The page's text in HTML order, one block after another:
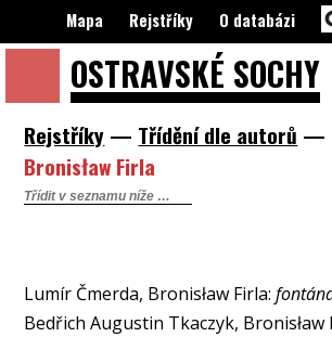
OSTRAVSKÉ SOCHY
Mapa Rejstříky O databázi
Rejstříky — Třídění dle autorů —
Bronisław Firla
Lumír Čmerda, Bronisław Firla:
Bedřich Augustin Tkaczyk, Bronisław